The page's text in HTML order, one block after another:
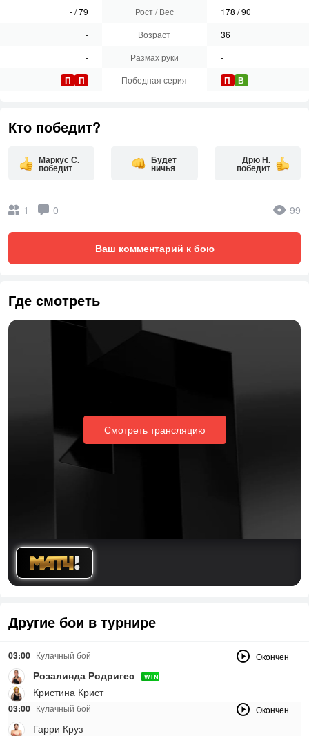
-/79
-
-
П П
Рост / Вес
Возраст
Размах руки
Победная серия
178 /90
36
-
П В
Кто победит?
Маркус С.
победит
Будет
ничья
Дрю Н.
победит
1 0 99
Ваш комментарий к бою
Где смотреть
Смотреть трансляцию
Другие бои в турнире
03:00 Кулачный бой Окончен
Розалинда Родригес WIN
Кристина Крист
03:00 Кулачный бой Окончен
Гарри Круз